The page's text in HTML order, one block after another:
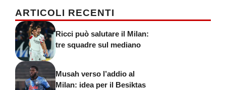
ARTICOLI RECENTI
Ricci può salutare il Milan:
tre squadre sul mediano
Musah verso l’addio al
Milan: idea per il Besiktas